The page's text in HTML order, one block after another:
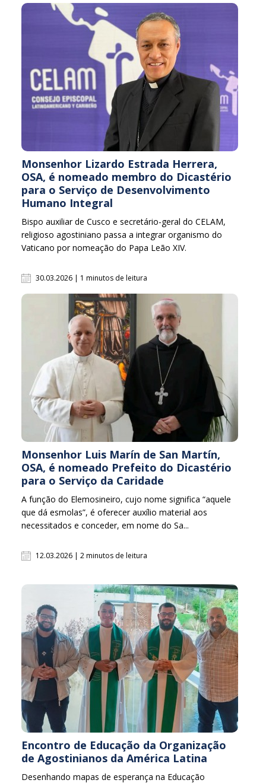
Monsenhor Lizardo Estrada Herrera,
OSA, é nomeado membro do Dicastério
para o Serviço de Desenvolvimento
Humano Integral
Bispo auxiliar de Cusco e secretário-geral do CELAM,
religioso agostiniano passa a integrar organismo do
Vaticano por nomeação do Papa Leão XIV.
30.03.2026 | 1 minutos de leitura
Monsenhor Luis Marín de San Martín,
OSA, é nomeado Prefeito do Dicastério
para o Serviço da Caridade
A função do Elemosineiro, cujo nome significa “aquele
que dá esmolas”, é oferecer auxílio material aos
necessitados e conceder, em nome do Sa...
12.03.2026 | 2 minutos de leitura
Encontro de Educação da Organização
de Agostinianos da América Latina
Desenhando mapas de esperança na Educação